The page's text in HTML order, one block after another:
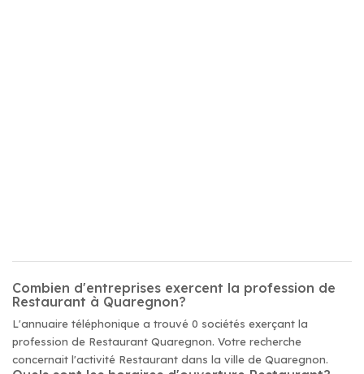
Combien d'entreprises exercent la profession de
Restaurant à Quaregnon?
L'annuaire téléphonique a trouvé 0 sociétés exerçant la
profession de Restaurant Quaregnon. Votre recherche
concernait l'activité Restaurant dans la ville de Quaregnon.